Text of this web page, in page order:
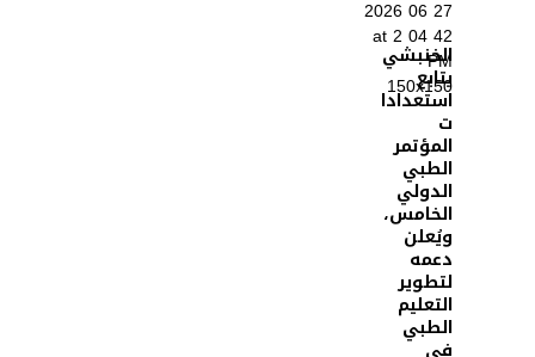
الخنبشي
يتابع
استعدادا
ت
المؤتمر
الطبي
الدولي
الخامس،
ويُعلن
دعمه
لتطوير
التعليم
الطبي
في